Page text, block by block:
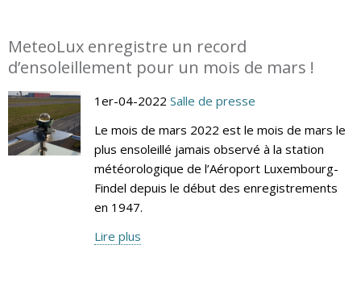
MeteoLux enregistre un record
d’ensoleillement pour un mois de mars !
1er-04-2022 Salle de presse
Le mois de mars 2022 est le mois de mars le
plus ensoleillé jamais observé à la station
météorologique de l’Aéroport Luxembourg-
Findel depuis le début des enregistrements
en 1947.
Lire plus